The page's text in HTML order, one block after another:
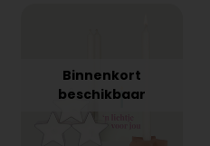
Binnenkort
beschikbaar